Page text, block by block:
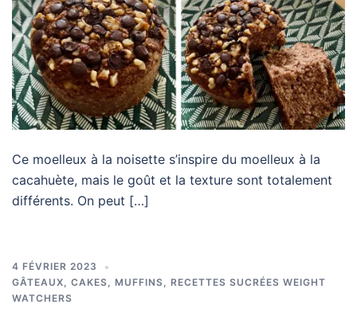
Ce moelleux à la noisette s’inspire du moelleux à la
cacahuète, mais le goût et la texture sont totalement
différents. On peut […]
4 FÉVRIER 2023
GÂTEAUX, CAKES, MUFFINS
RECETTES SUCRÉES WEIGHT
WATCHERS